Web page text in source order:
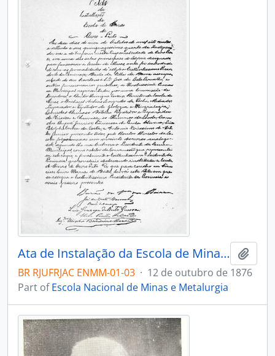
Ata de Instalação da Escola de Minas de Ouro Preto
BR RJUFRJAC ENMM-01-03 · 12 de outubro de 1876
Part ofEscola Nacional de Minas e Metalurgia